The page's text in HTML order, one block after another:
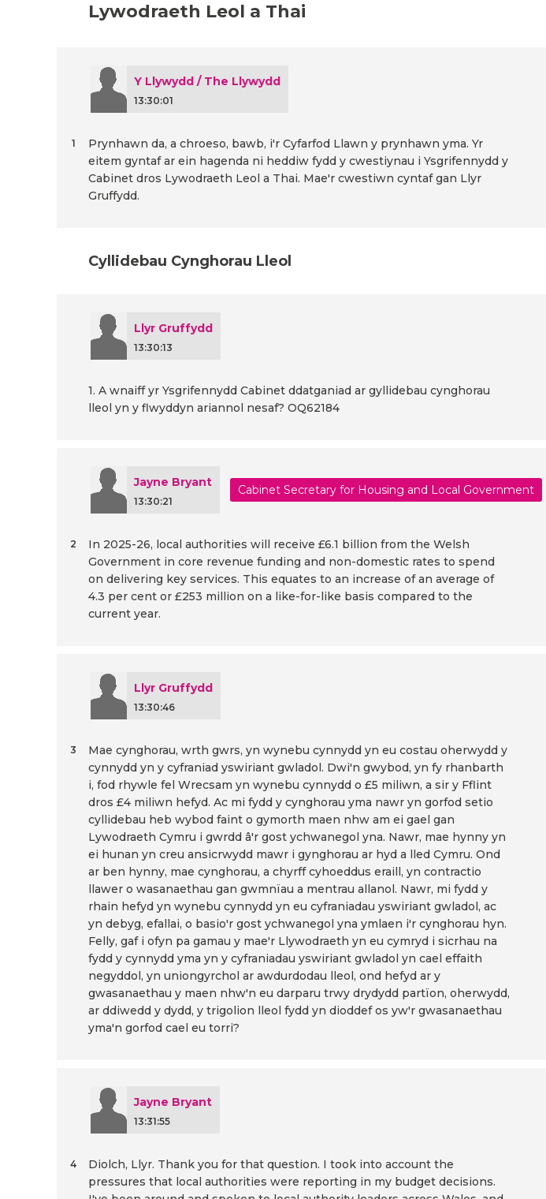
Lywodraeth Leol a Thai
Y Llywydd / The Llywydd
13:30:01
Prynhawn da, a chroeso, bawb, i'r Cyfarfod Llawn y prynhawn yma. Yr
eitem gyntaf ar ein hagenda ni heddiw fydd y cwestiynau i Ysgrifennydd y
Cabinet dros Lywodraeth Leol a Thai. Mae'r cwestiwn cyntaf gan Llyr
Gruffydd.
1
Cyllidebau Cynghorau Lleol
Llyr Gruffydd
13:30:13
1. A wnaiff yr Ysgrifennydd Cabinet ddatganiad ar gyllidebau cynghorau
lleol yn y flwyddyn ariannol nesaf? OQ62184
Jayne Bryant
13:30:21
Cabinet Secretary for Housing and Local Government
In 2025-26, local authorities will receive £6.1 billion from the Welsh
Government in core revenue funding and non-domestic rates to spend
on delivering key services. This equates to an increase of an average of
4.3 per cent or £253 million on a like-for-like basis compared to the
current year.
2
Llyr Gruffydd
13:30:46
Mae cynghorau, wrth gwrs, yn wynebu cynnydd yn eu costau oherwydd y
cynnydd yn y cyfraniad yswiriant gwladol. Dwi'n gwybod, yn fy rhanbarth
i, fod rhywle fel Wrecsam yn wynebu cynnydd o £5 miliwn, a sir y Fflint
dros £4 miliwn hefyd. Ac mi fydd y cynghorau yma nawr yn gorfod setio
cyllidebau heb wybod faint o gymorth maen nhw am ei gael gan
Lywodraeth Cymru i gwrdd â'r gost ychwanegol yna. Nawr, mae hynny yn
ei hunan yn creu ansicrwydd mawr i gynghorau ar hyd a lled Cymru. Ond
ar ben hynny, mae cynghorau, a chyrff cyhoeddus eraill, yn contractio
llawer o wasanaethau gan gwmnïau a mentrau allanol. Nawr, mi fydd y
rhain hefyd yn wynebu cynnydd yn eu cyfraniadau yswiriant gwladol, ac
yn debyg, efallai, o basio'r gost ychwanegol yna ymlaen i'r cynghorau hyn.
Felly, gaf i ofyn pa gamau y mae'r Llywodraeth yn eu cymryd i sicrhau na
fydd y cynnydd yma yn y cyfraniadau yswiriant gwladol yn cael effaith
negyddol, yn uniongyrchol ar awdurdodau lleol, ond hefyd ar y
gwasanaethau y maen nhw'n eu darparu trwy drydydd partïon, oherwydd,
ar ddiwedd y dydd, y trigolion lleol fydd yn dioddef os yw'r gwasanaethau
yma'n gorfod cael eu torri?
3
Jayne Bryant
13:31:55
Diolch, Llyr. Thank you for that question. I took into account the
pressures that local authorities were reporting in my budget decisions.
4